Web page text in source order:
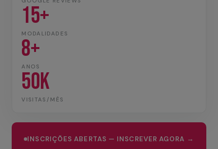
15+
MODALIDADES
8+
ANOS
50K
VISITAS/MÊS
INSCRIÇÕES ABERTAS — INSCREVER AGORA →